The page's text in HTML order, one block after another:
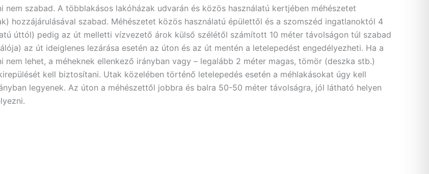
szabad. A többlakásos lakóházak udvarán és közös használatú kertjében méhészetet
hozzájárulásával szabad. Méhészetet közös használatú épülettől és a szomszéd ingatlanoktól 4
úttól) pedig az út melletti vízvezető árok külső szélétől számított 10 méter távolságon túl szabad
az út ideiglenes lezárása esetén az úton és az út mentén a letelepedést engedélyezheti. Ha a
lehet, a méheknek ellenkező irányban vagy – legalább 2 méter magas, tömör (deszka stb.)
kell biztosítani. Utak közelében történő letelepedés esetén a méhlakásokat úgy kell
legyenek. Az úton a méhészettől jobbra és balra 50-50 méter távolságra, jól látható helyen